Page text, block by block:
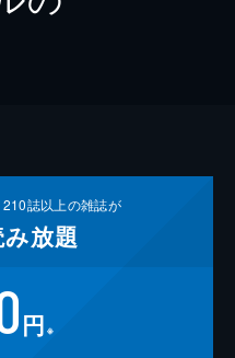
210誌以上の雑誌が
放題
円 ※